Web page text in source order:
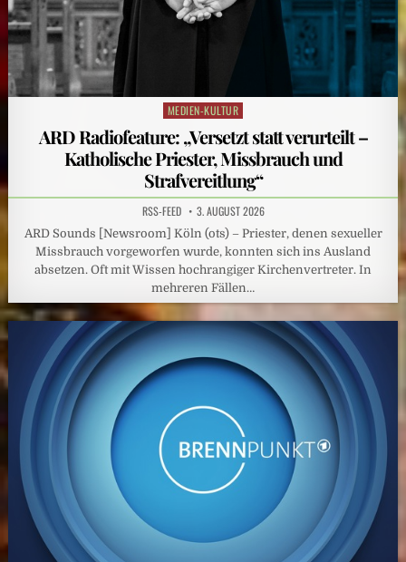
Posted
MEDIEN-KULTUR
ARD Radiofeature: „Versetzt statt verurteilt –
Katholische Priester, Missbrauch und
Strafvereitlung“
RSS-FEED 3. AUGUST 2026
ARD Sounds [Newsroom] Köln (ots) – Priester, denen sexueller
Missbrauch vorgeworfen wurde, konnten sich ins Ausland
absetzen. Oft mit Wissen hochrangiger Kirchenvertreter. In
mehreren Fällen…